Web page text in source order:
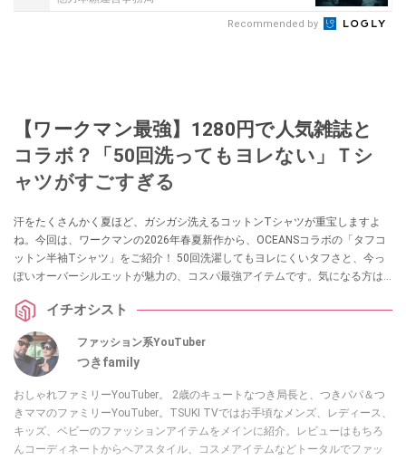
Recommended by
【ワークマン最強】1280円で人気雑誌と
コラボ？「50回洗ってもヨレない」Ｔシ
ャツがすごすぎる
汗をたくさんかく夏ほど、ガシガシ洗えるコットンTシャツが重宝しますよ
ね。今回は、ワークマンの2026年春夏新作から、OCEANSコラボの「タフコ
ットン半袖Tシャツ」をご紹介！ 50回洗濯してもヨレにくいタフさと、今っ
ぽいオーバーシルエットが魅力の、コスパ最強アイテムです。気になる方は
イチオシスト
ファッション系YouTuber
つきfamily
おしゃれファミリーYouTuber。 2歳のキュートなつき局長と、つきパパ＆つ
きママのファミリーYouTuber。TSUKI TVではお手頃なメンズ、レディース、
キッズ、ベビーのファッションアイテムをメインに紹介。レビューはもちろ
んコーディネートからヘアスタイル、コスメアイテムなどトータルでファッ